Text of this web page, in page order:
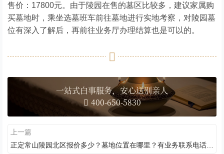
售价：17800元。由于陵园在售的墓区比较多，建议家属购
买墓地时，乘坐选墓班车前往墓地进行实地考察，对陵园墓
位有深入了解后，再前往业务厅办理结算也是可以的。
一站式白事服务，安心送别亲人
400-650-5830
上一篇